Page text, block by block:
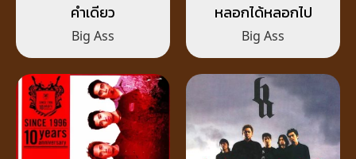
คำเดียว
Big Ass
หลอกได้หลอกไป
Big Ass